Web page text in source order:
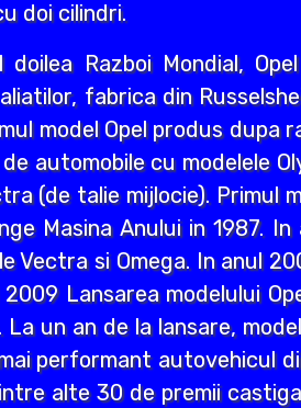
doi cilindri.
doilea Razboi Mondial,
fabrica din
model Opel produs
automobile cu modelele
(de talie mijlocie). Primul
Masina Anului in 1987.
Vectra si Omega. In anul
Lansarea modelului
La un an de la lansare,
performant autovehicul
alte 30 de premii